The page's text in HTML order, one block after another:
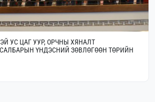
УС ЦАГ УУР, ОРЧНЫ ХЯНАЛТ
ҮНДЭСНИЙ ЗӨВЛӨГӨӨН ТӨРИЙН